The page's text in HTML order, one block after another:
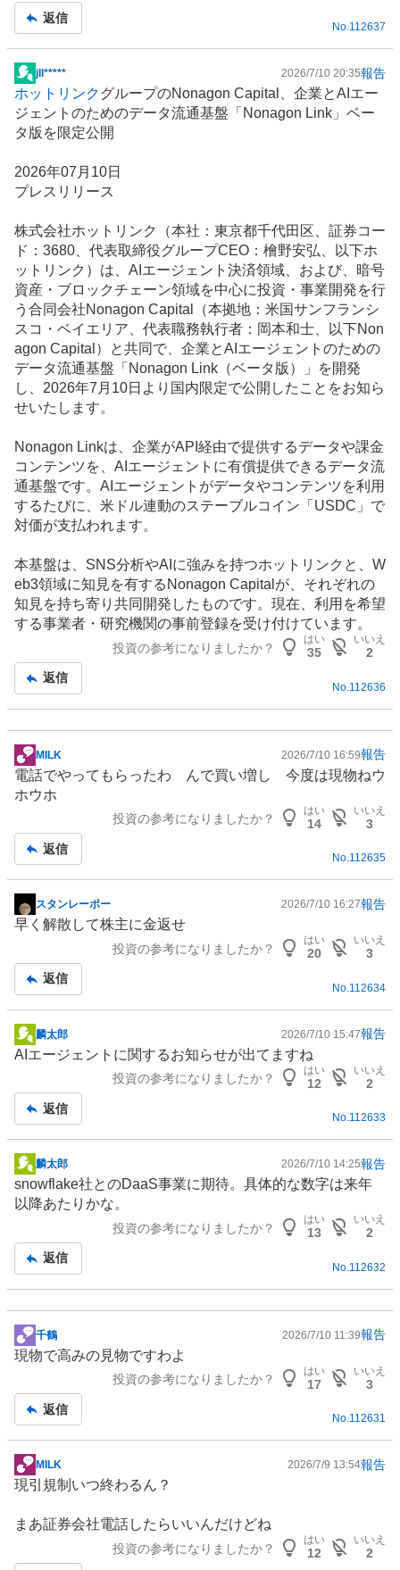
返信
No.112637
掲
示
板
記
​jll***** 2026/7/10 20:35報告
ホットリンクグループのNonagon Capital、企業とAIエー
ジェント のためのデータ流通基盤「Nonagon Link」ベー
タ版を限定公開
2026年07月10日
プレスリリース
株式会社ホットリンク（本社：東京都千代田区、証券コー
ド：3680、代表取締役グループCEO：檜野安弘、以下ホ
ットリンク）は、AIエージェント決済領域、および、暗号
資産・ ブロックチェーン領域を中心に投資・事業開発を行
う合同会社Nonagon Capital（本拠地：米国サンフランシ
スコ・ベイエリア、代表職務執行者：岡本和士、以下Non
agon Capital）と共同で、企業とAIエージェントのための
データ流通基盤「Nonagon Link（ベータ版）」を開発
し、2026年7月10日より国内限定で公開したことをお知ら
せいたします。
Nonagon Linkは、企業がAPI経由で提供するデータや課金
コンテンツを、AIエージェントに有償提供できるデータ流
通基盤です。AIエージェントがデータやコンテンツを利用
するたびに、米ドル連動のステーブルコイン 「USDC」で
対価が支払われます。
本基盤は、SNS分析やAIに強みを持つホットリンクと、W
eb3領域に知見を有するNonagon Capitalが、それぞれの
知見を持ち寄り共同開発したものです。現在、利用を希望
する事業者・研究機関の事前登録を受け付けています。
投資の参考になりましたか？
はい
35
いいえ
2
返信
No. 112636
掲
示
板
MILK 2026/7/10 16:59報告
電話でやってもらったわ んで買い増し 今度は現物ねウ
ホウホ
投資の参考になりましたか？
はい
14
いいえ
3
返信
No.112635
掲
示
事
スタンレーポー 2026/7/10 16:27報告
早く解散して株主に金返せ
投資の参考になりましたか？
はい
20
いいえ
3
返信
No. 112634
掲
示
事
麟太郎 2026/7/10 15:47報告
AIエージェント に関するお知らせが出てますね
投資の参考になりましたか？
はい
12
いいえ
2
返信
No.112633
掲
示
板
麟太郎 2026/7/10 14:25報告
snowflake社とのDaaS事業に期待。具体的な数字は来年
以降あたりかな。
投資の参考になりましたか？
はい
13
いいえ
2
返信
No. 112632
掲
示
事
千鶴 2026/7/10 11:39報告
現物で高みの見物ですわよ
投資の参考になりましたか？
はい
17
いいえ
3
返信
No.112631
掲
示
記
MILK 2026/7/9 13:54報告
現引規制いつ終わるん？
まあ証券会社電話したらいいんだけどね
投資の参考になりましたか？
はい
12
いいえ
2